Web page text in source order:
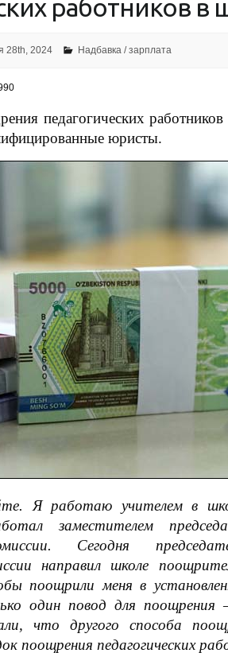
работников в
28th, 2024 Надбавка / зарплата
педагогических
юристы.
Я работаю учителем в
заместителем
Сегодня
направил школе
поощрили меня в
один повод для
что другого способа
поощрения педагогических